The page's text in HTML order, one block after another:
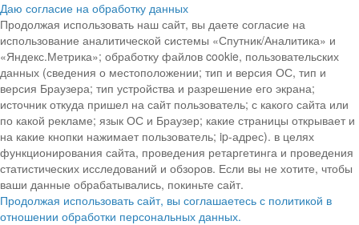
Даю согласие на обработку данных
Продолжая использовать наш сайт, вы даете согласие на
использование аналитической системы «Спутник/Аналитика» и
«Яндекс.Метрика»; обработку файлов cookie, пользовательских
данных (сведения о местоположении; тип и версия ОС, тип и
версия Браузера; тип устройства и разрешение его экрана;
источник откуда пришел на сайт пользователь; с какого сайта или
по какой рекламе; язык ОС и Браузер; какие страницы открывает и
на какие кнопки нажимает пользователь; ip-адрес). в целях
функционирования сайта, проведения ретаргетинга и проведения
статистических исследований и обзоров. Если вы не хотите, чтобы
ваши данные обрабатывались, покиньте сайт.
Продолжая использовать сайт, вы соглашаетесь с политикой в
отношении обработки персональных данных.